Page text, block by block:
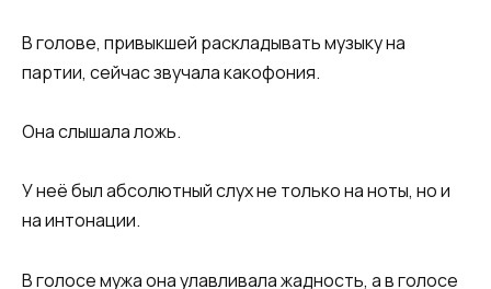
В голове, привыкшей раскладывать музыку на
партии, сейчас звучала какофония.
Она слышала ложь.
У неё был абсолютный слух не только на ноты, но и
на интонации.
В голосе мужа она улавливала жадность, а в голосе